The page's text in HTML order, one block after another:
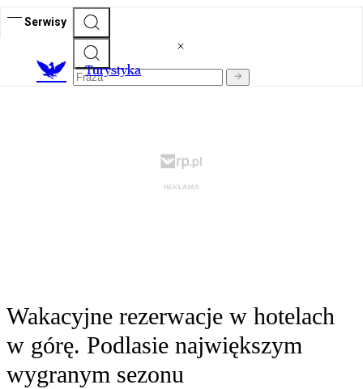
Serwisy
Turystyka
Wakacyjne rezerwacje w hotelach
w górę. Podlasie największym
wygranym sezonu